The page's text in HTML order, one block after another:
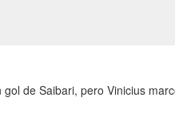
de Saibari, pero Vinicius